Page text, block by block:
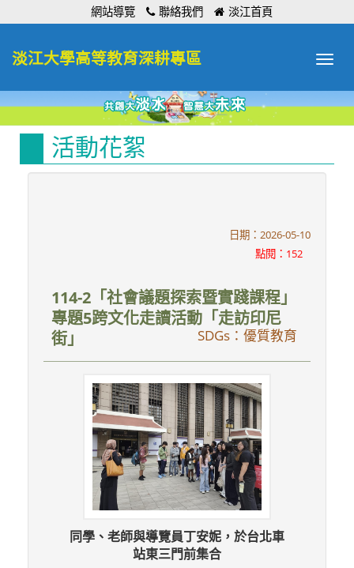
網站導覽 聯絡我們 淡江首頁
Toggle
淡江大學高等教育深耕專區
活動花絮
日期：2026-05-10
點閱：152
114-2「社會議題探索暨實踐課程」
專題5跨文化走讀活動「走訪印尼
街」
SDGs：優質教育
同學、老師與導覽員丁安妮，於台北車
站東三門前集合